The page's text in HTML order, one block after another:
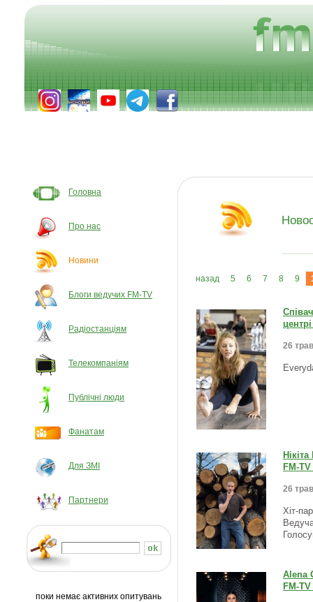
Головна
Про нас
Новини
Блоги ведучих FM-TV
Радіостанціям
Телекомпаніям
Публічні люди
Фанатам
Для ЗМІ
Партнери
поки немає активних опитувань
назад 5 6 7 8 9
26
FM-
26
Хіт-
Alena
FM-